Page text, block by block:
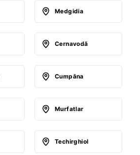
Medgidia
Cernavodă
Cumpăna
Murfatlar
Techirghiol